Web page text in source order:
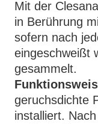
Mit der
in Berührung
sofern nach
eingeschweißt
gesammelt.
geruchsdichte
installiert.